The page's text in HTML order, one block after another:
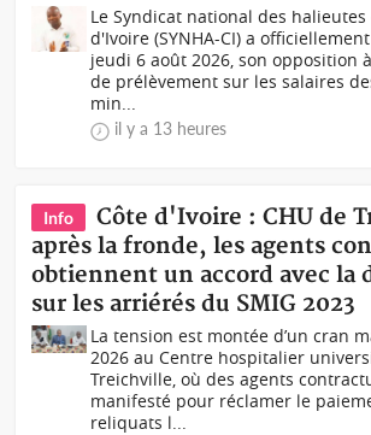
Le Syndicat national des halieutes
d'Ivoire (SYNHA-CI) a
jeudi 6 août 2026, son opposition
de prélèvement sur les salaires
min...
il y a 13 heures
Info
Côte d'Ivoire : CHU de
après la fronde, les agents
obtiennent un accord avec la
sur les arriérés du SMIG 2023
La tension est montée d’un cran
2026 au Centre hospitalier
Treichville, où des agents
manifesté pour réclamer le
reliquats l...